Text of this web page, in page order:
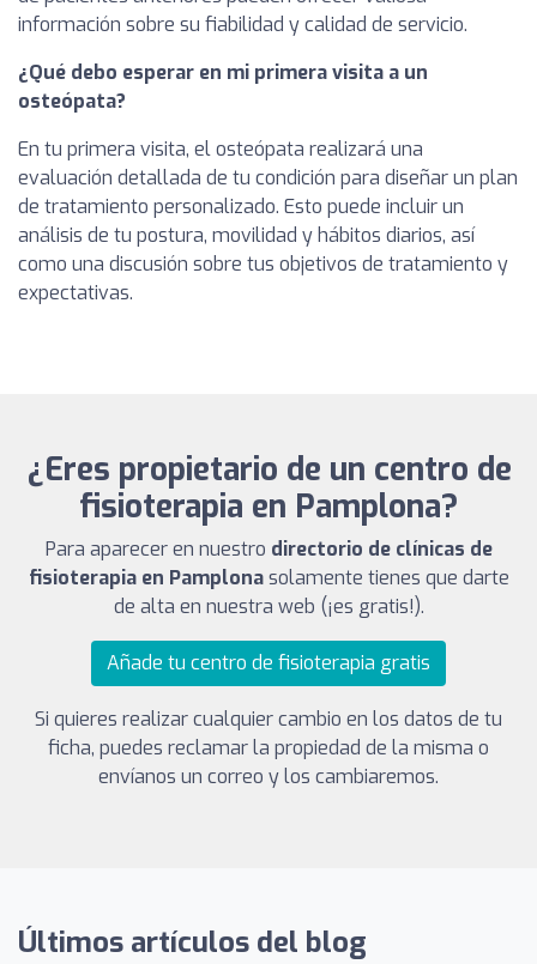
información sobre su fiabilidad y calidad de servicio.
¿Qué debo esperar en mi primera visita a un
osteópata?
En tu primera visita, el osteópata realizará una
evaluación detallada de tu condición para diseñar un plan
de tratamiento personalizado. Esto puede incluir un
análisis de tu postura, movilidad y hábitos diarios, así
como una discusión sobre tus objetivos de tratamiento y
expectativas.
¿Eres propietario de un centro de
fisioterapia en Pamplona?
Para aparecer en nuestro directorio de clínicas de
fisioterapia en Pamplonasolamente tienes que darte
de alta en nuestra web (¡es gratis!).
Añade tu centro de fisioterapia gratis
Si quieres realizar cualquier cambio en los datos de tu
ficha, puedes reclamar la propiedad de la misma o
envíanos un correo y los cambiaremos.
Últimos artículos del blog